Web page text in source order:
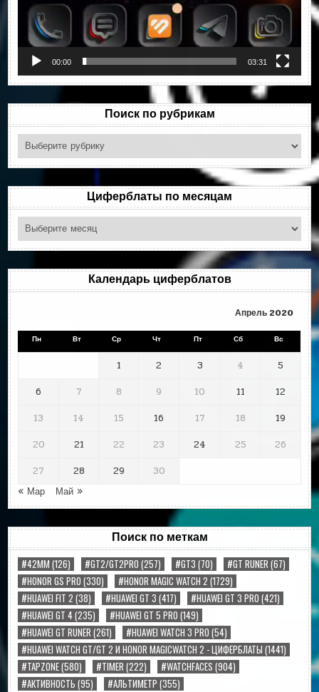
00:00 03:31
Поиск по рубрикам
Поиск
рубрикам
Циферблаты по месяцам
Циферблаты
месяцам
Календарь циферблатов
Апрель 2020
Пн Вт Ср Чт Пт Сб Вс
1 2 3 4
5
6
7 8 9 10 11
12
13
14 15 16 17 18
19
20
21 22 23 24 25
26
27
28 29
30
« Мар
Май »
Поиск по меткам
#42MM (126) #GT2/GT2PRO (257) #GT3 (70) #GT RUNER (67)
#HONOR GS PRO (330) #HONOR MAGIC WATCH 2 (1729)
#HUAWEI FIT 2 (38) #HUAWEI GT 3 (417) #HUAWEI GT 3 PRO (421)
#HUAWEI GT 4(235) #HUAWEI GT 5 PRO (149)
#HUAWEI GT RUNER (261) #HUAWEI WATCH 3 PRO (54)
#HUAWEI WATCH GT/GT 2 И HONOR MAGICWATCH 2 - ЦИФЕРБЛАТЫ (1441)
#TAPZONE(580) #TIMER (222) #WATCHFACES (904)
#АКТИВНОСТЬ (95) #АЛЬТИМЕТР (355)